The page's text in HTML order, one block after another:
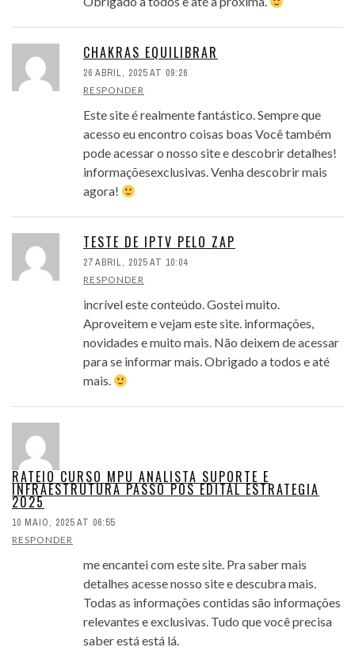
CHAKRAS EQUILIBRAR
26 ABRIL, 2025 AT 09:26
RESPONDER
Este site é realmente fantástico. Sempre que
acesso eu encontro coisas boas Você também
pode acessar o nosso site e descobrir detalhes!
informaçõesexclusivas. Venha descobrir mais
agora!
TESTE DE IPTV PELO ZAP
27 ABRIL, 2025 AT 10:04
RESPONDER
incrível este conteúdo. Gostei muito.
Aproveitem e vejam este site. informações,
novidades e muito mais. Não deixem de acessar
para se informar mais. Obrigado a todos e até
mais.
RATEIO CURSO MPU ANALISTA SUPORTE E
INFRAESTRUTURA PASSO POS EDITAL ESTRATEGIA
2025
10 MAIO, 2025 AT 06:55
RESPONDER
me encantei com este site. Pra saber mais
detalhes acesse nosso site e descubra mais.
Todas as informações contidas são informações
relevantes e exclusivas. Tudo que você precisa
saber está está lá.